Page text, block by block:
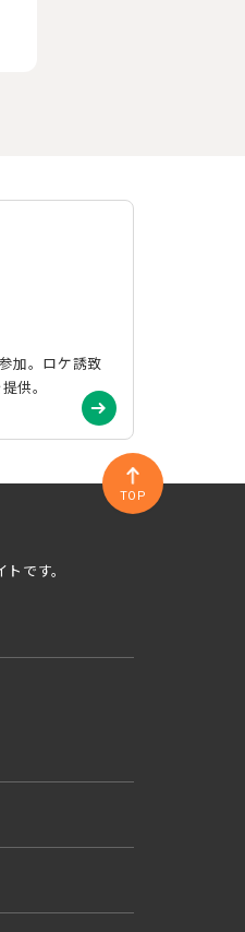
加。ロケ誘致
供。
TOP
です。